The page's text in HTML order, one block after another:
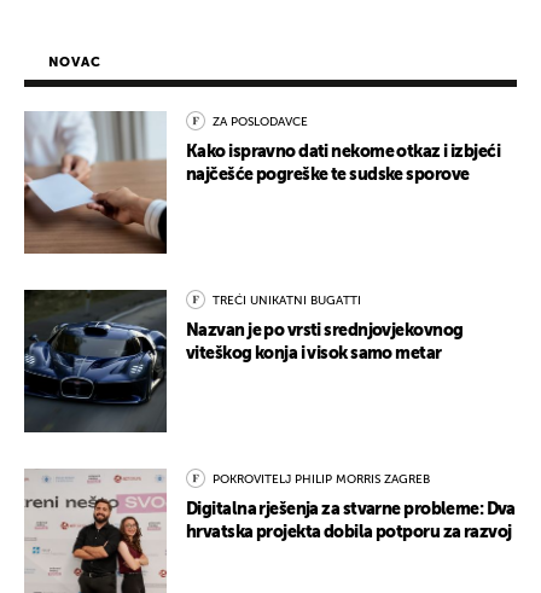
NOVAC
ZA POSLODAVCE
Kako ispravno dati nekome otkaz i izbjeći
najčešće pogreške te sudske sporove
TREĆI UNIKATNI BUGATTI
Nazvan je po vrsti srednjovjekovnog
viteškog konja i visok samo metar
POKROVITELJ PHILIP MORRIS ZAGREB
Digitalna rješenja za stvarne probleme: Dva
hrvatska projekta dobila potporu za razvoj